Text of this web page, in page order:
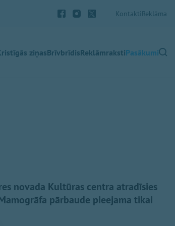
KontaktiReklāma
ziņasBrīvbrīdisReklāmrakstiPasākumi
novada Kultūras centra atradīsies
pārbaude pieejama tikai